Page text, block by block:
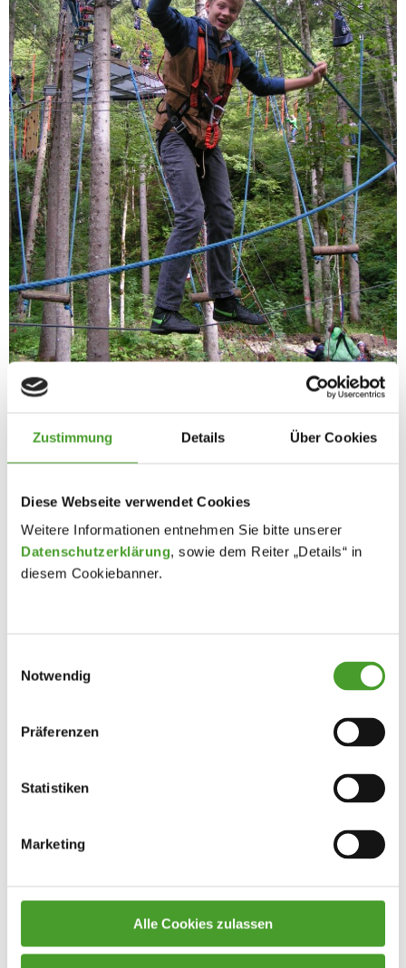
Zustimmung Details Über Cookies
Diese Webseite verwendet Cookies
Weitere Informationen entnehmen Sie bitte unserer
Datenschutzerklärung, sowie dem Reiter „Details“ in
diesem Cookiebanner.
Notwendig
Präferenzen
Statistiken
Marketing
Alle Cookies zulassen